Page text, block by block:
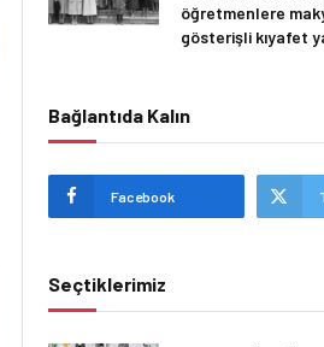
öğretmenlere
gösterişli kıyafet
Bağlantıda Kalın
Facebook
Seçtiklerimiz